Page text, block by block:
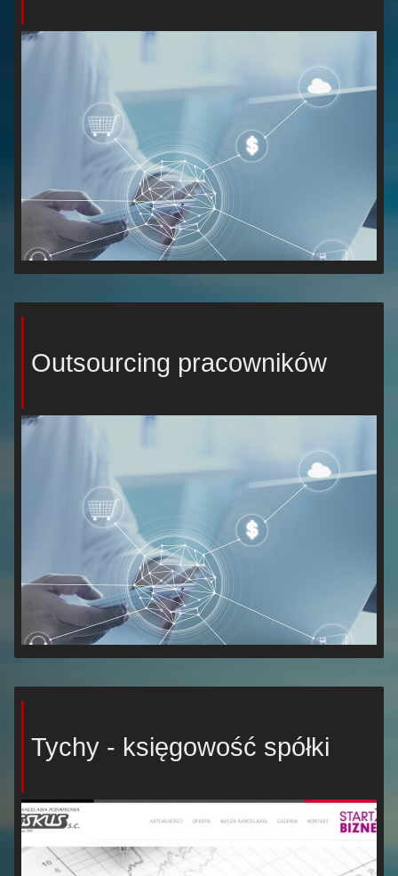
Outsourcing pracowników
Tychy - księgowość spółki